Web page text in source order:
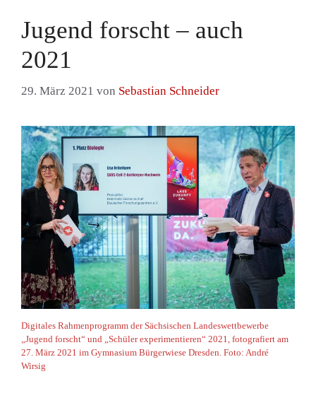
Jugend forscht – auch
2021
29. März 2021 von Sebastian Schneider
Digitales Rahmenprogramm der Sächsischen Landeswettbewerbe
„Jugend forscht“ und „Schüler experimentieren“ 2021, fotografiert am
27. März 2021 im Gymnasium Bürgerwiese Dresden. Foto: André
Wirsig